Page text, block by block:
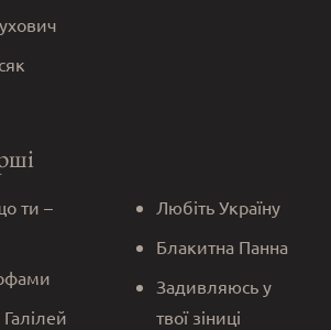
ти –
Галілей
Любіть Україну
Блакитна Панна
Задивляюсь у
твої зіниці